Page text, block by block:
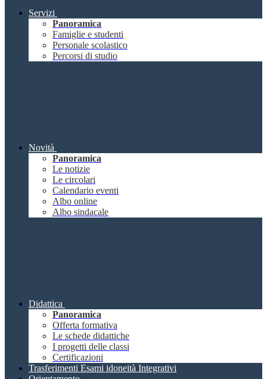
Servizi
Panoramica
Famiglie e studenti
Personale scolastico
Percorsi di studio
Novità
Panoramica
Le notizie
Le circolari
Calendario eventi
Albo online
Albo sindacale
Didattica
Panoramica
Offerta formativa
Le schede didattiche
I progetti delle classi
Certificazioni
Trasferimenti Esami idoneità Integrativi